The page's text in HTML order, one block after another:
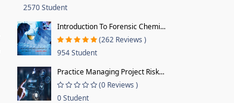
2570 Student
Introduction To Forensic Chemi...
(262 Reviews )
954 Student
Practice Managing Project Risk...
(0 Reviews )
0 Student